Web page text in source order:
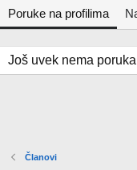
Poruke na profilima
Još uvek nema
Članovi